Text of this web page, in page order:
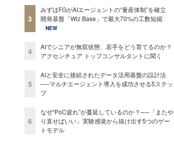
3
みずほFGがAIエージェントの“量産体制”を確立
開発基盤「Wiz Base」で最大70%の工数短縮
NEW
4
AIでシニアが無双状態、若手をどう育てるのか？
アクセンチュア トップコンサルタントに聞く
5
AIと安全に接続されたデータ活用基盤の設計法
──マルチエージェント導入を成功させる5ステッ
プ
6
なぜ“PoC疲れ”が蔓延しているのか？──「またや
り直せばいい」実験感覚から抜け出す5つのゲー
トモデル